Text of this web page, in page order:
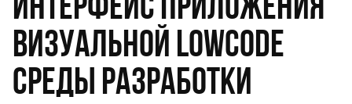
Интерфейс приложения
визуальной LowCode
среды разработки